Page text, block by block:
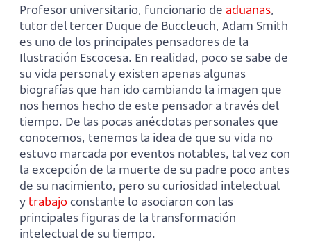
Profesor universitario, funcionario de aduanas,
tutor del tercer Duque de Buccleuch, Adam Smith
es uno de los principales pensadores de la
Ilustración Escocesa. En realidad, poco se sabe de
su vida personal y existen apenas algunas
biografías que han ido cambiando la imagen que
nos hemos hecho de este pensador a través del
tiempo. De las pocas anécdotas personales que
conocemos, tenemos la idea de que su vida no
estuvo marcada por eventos notables, tal vez con
la excepción de la muerte de su padre poco antes
de su nacimiento, pero su curiosidad intelectual
y trabajoconstante lo asociaron con las
principales figuras de la transformación
intelectual de su tiempo.